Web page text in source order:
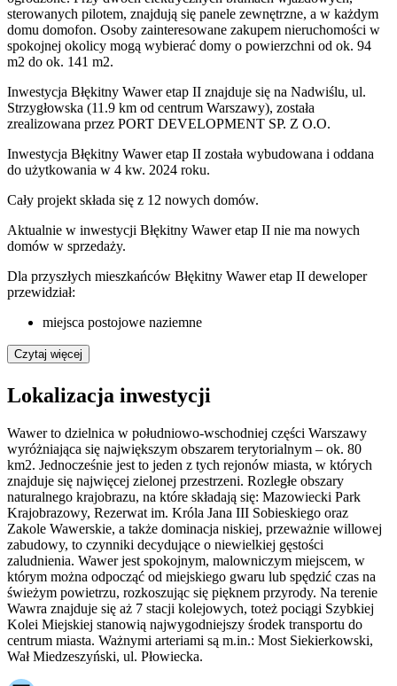
sterowanych pilotem, znajdują się panele zewnętrzne, a w każdym
domu domofon. Osoby zainteresowane zakupem nieruchomości w
spokojnej okolicy mogą wybierać domy o powierzchni od ok. 94
m2 do ok. 141 m2.
Inwestycja Błękitny Wawer etap II znajduje się na Nadwiślu, ul.
Strzygłowska (11.9 km od centrum Warszawy), została
zrealizowana przez PORT DEVELOPMENT SP. Z O.O.
Inwestycja Błękitny Wawer etap II została wybudowana i oddana
do użytkowania w 4 kw. 2024 roku.
Cały projekt składa się z 12 nowych domów.
Aktualnie w inwestycji Błękitny Wawer etap II nie ma nowych
domów w sprzedaży.
Dla przyszłych mieszkańców Błękitny Wawer etap II deweloper
przewidział:
miejsca postojowe naziemne
Czytaj więcej
Lokalizacja inwestycji
Wawer to dzielnica w południowo-wschodniej części Warszawy
wyróżniająca się największym obszarem terytorialnym – ok. 80
km2. Jednocześnie jest to jeden z tych rejonów miasta, w których
znajduje się najwięcej zielonej przestrzeni. Rozległe obszary
naturalnego krajobrazu, na które składają się: Mazowiecki Park
Krajobrazowy, Rezerwat im. Króla Jana III Sobieskiego oraz
Zakole Wawerskie, a także dominacja niskiej, przeważnie willowej
zabudowy, to czynniki decydujące o niewielkiej gęstości
zaludnienia. Wawer jest spokojnym, malowniczym miejscem, w
którym można odpocząć od miejskiego gwaru lub spędzić czas na
świeżym powietrzu, rozkoszując się pięknem przyrody. Na terenie
Wawra znajduje się aż 7 stacji kolejowych, toteż pociągi Szybkiej
Kolei Miejskiej stanowią najwygodniejszy środek transportu do
centrum miasta. Ważnymi arteriami są m.in.: Most Siekierkowski,
Wał Miedzeszyński, ul. Płowiecka.